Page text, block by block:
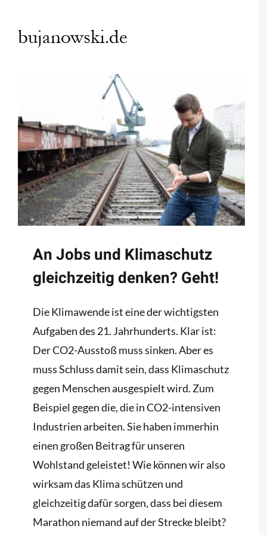
Inhalt
springen
An Jobs und Klimaschutz
gleichzeitig denken? Geht!
Die Klimawende ist eine der wichtigsten
Aufgaben des 21. Jahrhunderts. Klar ist:
Der CO2-Ausstoß muss sinken. Aber es
muss Schluss damit sein, dass Klimaschutz
gegen Menschen ausgespielt wird. Zum
Beispiel gegen die, die in CO2-intensiven
Industrien arbeiten. Sie haben immerhin
einen großen Beitrag für unseren
Wohlstand geleistet! Wie können wir also
wirksam das Klima schützen und
gleichzeitig dafür sorgen, dass bei diesem
Marathon niemand auf der Strecke bleibt?